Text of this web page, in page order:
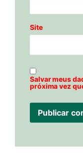
Site
Salvar meus
próxima vez